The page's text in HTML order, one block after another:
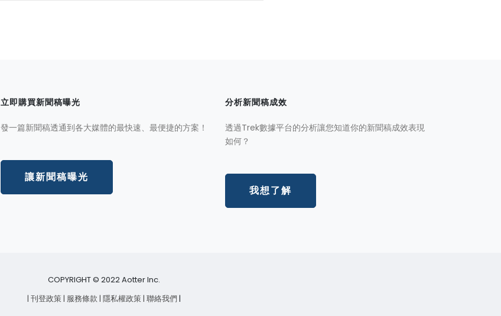
立即購買新聞稿曝光
發一篇新聞稿透通到各大媒體的最快速、最便捷的方案！
讓新聞稿曝光
分析新聞稿成效
透過Trek數據平台的分析讓您知道你的新聞稿成效表現
如何？
我想了解
COPYRIGHT © 2022 Aotter Inc.
| 刊登政策| 服務條款 | 隱私權政策| 聯絡我們 |